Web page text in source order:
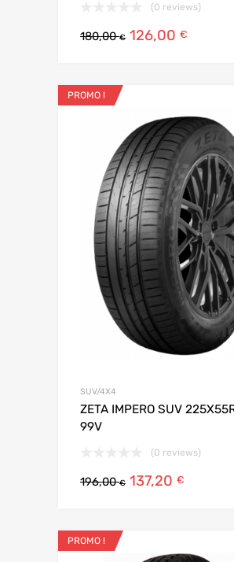
(0 reviews)
180,00€ 126,00 €
PROMO !
SUV/4X4
ZETA IMPERO SUV
99V
(0 reviews)
196,00€ 137,20 €
PROMO !